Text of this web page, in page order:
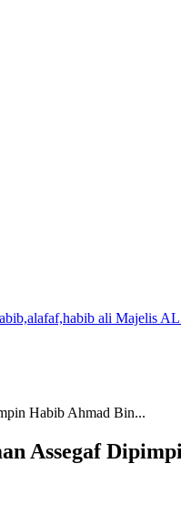
Majelis
Habib Ahmad Bin...
Assegaf